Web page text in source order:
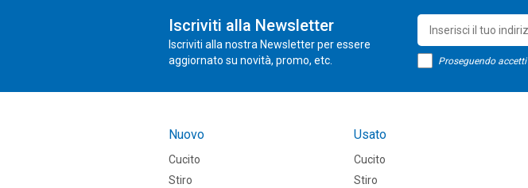
Iscriviti alla Newsletter
Iscriviti alla nostra Newsletter per essere
aggiornato su novità, promo, etc.
Proseguendo accetti
Nuovo
Cucito
Stiro
Usato
Cucito
Stiro